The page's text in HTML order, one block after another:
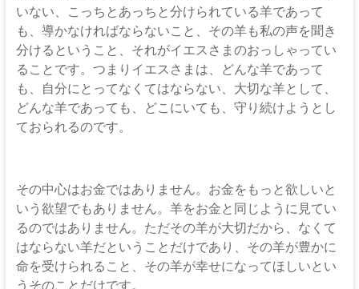
いない、こっちとあっちと分けられている羊であって
も、導かなければならないこと、その羊も私の声を聞き
分けるということ、それがイエスさまのおっしゃってい
ることです。つまりイエスさまは、どんな羊であって
も、自分にとってなくてはならない、大切な羊として、
どんな羊であっても、どこにいても、守り続けようとし
ておられるのです。
その中心はお金ではありません。お金をもっと欲しいと
いう欲望でもありません。羊をお金と同じように見てい
るのではありません。ただその羊が大切だから、なくて
はならない羊だということだけであり、その羊が豊かに
命を受けられること、その羊が幸せになってほしいとい
うそのことだけです。